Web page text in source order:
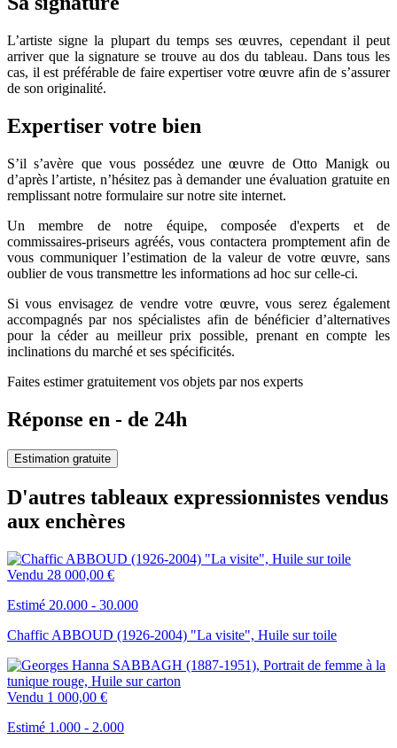
L’artiste signe la plupart du temps ses œuvres, cependant il peut
arriver que la signature se trouve au dos du tableau. Dans tous les
cas, il est préférable de faire expertiser votre œuvre afin de s’assurer
de son originalité.
Expertiser votre bien
S’il s’avère que vous possédez une œuvre de Otto Manigk ou
d’après l’artiste, n’hésitez pas à demander une évaluation gratuite en
remplissant notre formulaire sur notre site internet.
Un membre de notre équipe, composée d'experts et de
commissaires-priseurs agréés, vous contactera promptement afin de
vous communiquer l’estimation de la valeur de votre œuvre, sans
oublier de vous transmettre les informations ad hoc sur celle-ci.
Si vous envisagez de vendre votre œuvre, vous serez également
accompagnés par nos spécialistes afin de bénéficier d’alternatives
pour la céder au meilleur prix possible, prenant en compte les
inclinations du marché et ses spécificités.
Faites estimer gratuitement vos objets par nos experts
Réponse en - de 24h
Estimation gratuite
D'autres tableaux expressionnistes vendus
aux enchères
Vendu 28 000,00 €
Estimé 20.000 - 30.000
Chaffic ABBOUD (1926-2004) "La visite", Huile sur toile
Vendu 1 000,00 €
Estimé 1.000 - 2.000